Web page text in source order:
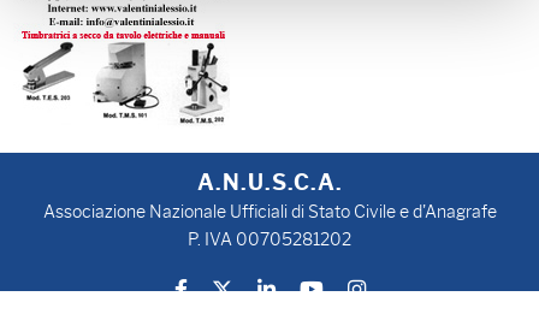
A.N.U.S.C.A.
Associazione Nazionale Ufficiali di Stato Civile e d'Anagrafe
P. IVA 00705281202